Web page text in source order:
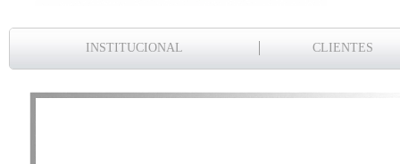
INSTITUCIONAL CLIENTES